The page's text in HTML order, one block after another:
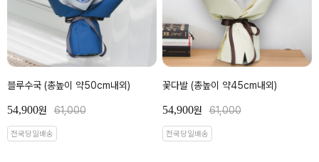
블루수국 (총높이 약50cm내외)
54,900원 61,000
전국당일배송
꽃다발 (총높이 약45cm내외)
54,900원 61,000
전국당일배송